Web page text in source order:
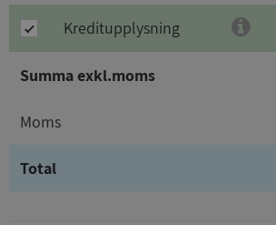
Kreditupplysning
Summa exkl.moms
Moms
Total